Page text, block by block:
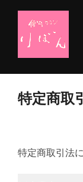
ツ
特定商取
特定商取引法